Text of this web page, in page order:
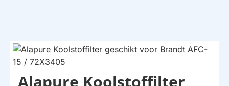
HUISMERK
Alapure Koolstoffilter